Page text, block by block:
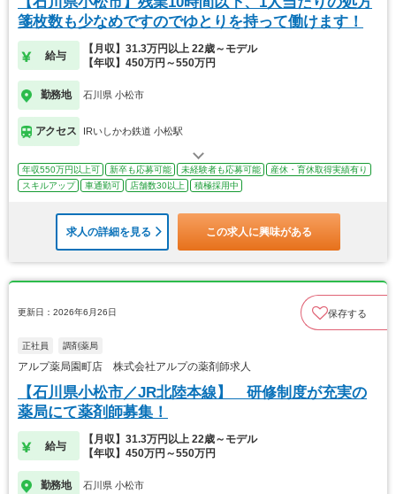
箋枚数も少なめですのでゆとりを持って働けます！
給与
【月収】31.3万円以上 22歳～モデル
【年収】450万円～550万円
勤務地 石川県 小松市
アクセス IRいしかわ鉄道 小松駅
年収550万円以上可 新卒も応募可能 未経験者も応募可能
産休・育休取得実績有り
スキルアップ
車通勤可 店舗数30以上 積極採用中
求人の詳細を見る この求人に興味がある
更新日：2026年6月26日 保存する
正社員 調剤薬局
アルプ薬局園町店 株式会社アルプの薬剤師求人
【石川県小松市／JR北陸本線】 研修制度が充実の
薬局にて薬剤師募集！
給与
【月収】31.3万円以上 22歳～モデル
【年収】450万円～550万円
勤務地 石川県 小松市